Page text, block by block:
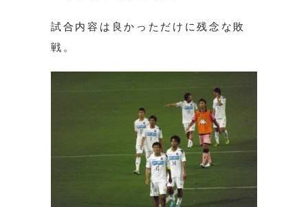
試合内容は良かっただけに残念な敗
戦。